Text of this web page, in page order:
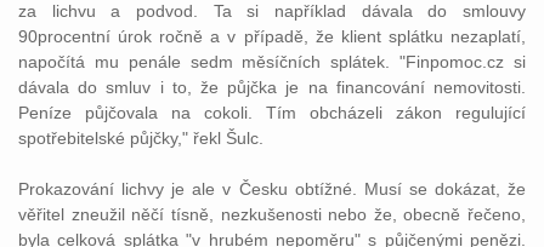
za lichvu a podvod. Ta si například dávala do smlouvy
90procentní úrok ročně a v případě, že klient splátku nezaplatí,
napočítá mu penále sedm měsíčních splátek. "Finpomoc.cz si
dávala do smluv i to, že půjčka je na financování nemovitosti.
Peníze půjčovala na cokoli. Tím obcházeli zákon regulující
spotřebitelské půjčky," řekl Šulc.
Prokazování lichvy je ale v Česku obtížné. Musí se dokázat, že
věřitel zneužil něčí tísně, nezkušenosti nebo že, obecně řečeno,
byla celková splátka "v hrubém nepoměru" s půjčenými penězi.